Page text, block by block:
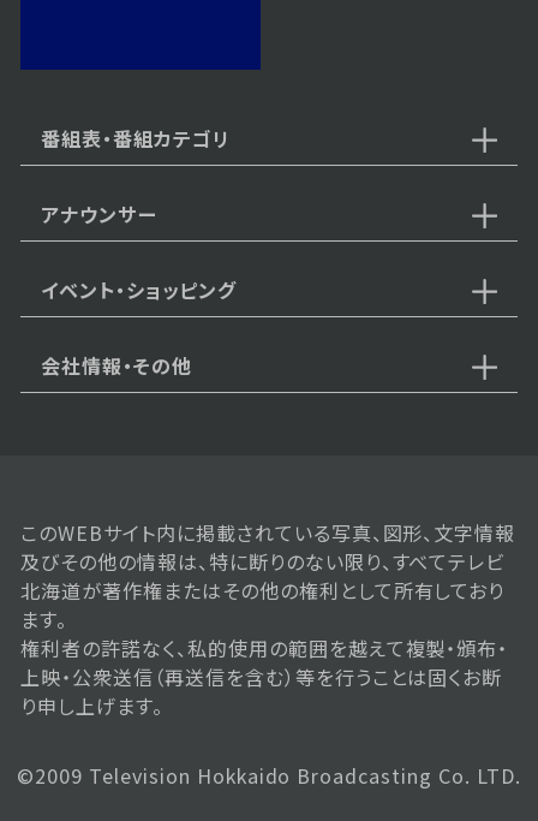
番組表・番組カテゴリ
アナウンサー
イベント・ショッピング
会社情報・その他
このWEBサイト内に掲載されている写真、図形、文字情報
及びその他の情報は、特に断りのない限り、すべてテレビ
北海道が著作権またはその他の権利として所有しており
ます。
権利者の許諾なく、私的使用の範囲を越えて複製・頒布・
上映・公衆送信（再送信を含む）等を行うことは固くお断
り申し上げます。
©2009 Television Hokkaido Broadcasting Co. LTD.